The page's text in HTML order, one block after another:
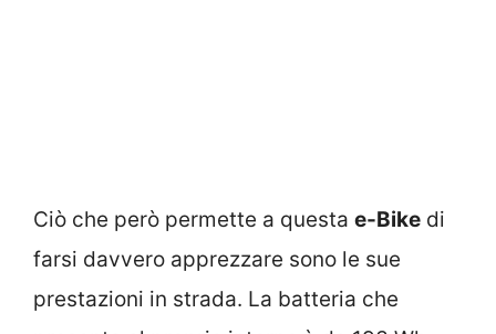
Ciò che però permette a questa e-Bike di
farsi davvero apprezzare sono le sue
prestazioni in strada. La batteria che